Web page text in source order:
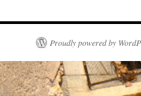
Proudly powered by